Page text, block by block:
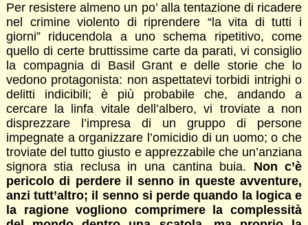
Per resistere almeno un po’ alla tentazione di ricadere
nel crimine violento di riprendere “la vita di tutti i
giorni” riducendola a uno schema ripetitivo, come
quello di certe bruttissime carte da parati, vi consiglio
la compagnia di Basil Grant e delle storie che lo
vedono protagonista: non aspettatevi torbidi intrighi o
delitti indicibili; è più probabile che, andando a
cercare la linfa vitale dell’albero, vi troviate a non
disprezzare l’impresa di un gruppo di persone
impegnate a organizzare l’omicidio di un uomo; o che
troviate del tutto giusto e apprezzabile che un’anziana
signora stia reclusa in una cantina buia. Non c’è
pericolo di perdere il senno in queste avventure,
anzi tutt’altro; il senno si perde quando la logica e
la ragione vogliono comprimere la complessità